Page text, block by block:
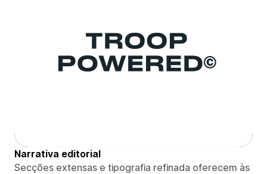
Narrativa editorial
Secções extensas e tipografia refinada oferecem às